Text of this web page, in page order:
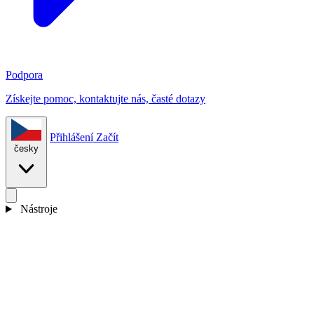
Podpora
Získejte pomoc, kontaktujte nás, časté dotazy
česky
Přihlášení Začít
Nástroje